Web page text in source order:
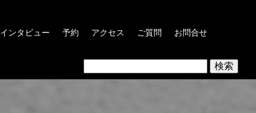
インタビュー 予約 アクセス ご質問 お問合せ
検
索: